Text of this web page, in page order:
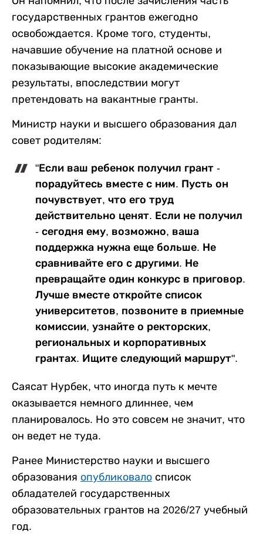
государственных грантов ежегодно
освобождается. Кроме того, студенты,
начавшие обучение на платной основе и
показывающие высокие академические
результаты, впоследствии могут
претендовать на вакантные гранты.
Министр науки и высшего образования дал
совет родителям:
"Если ваш ребенок получил грант -
порадуйтесь вместе с ним. Пусть он
почувствует, что его труд
действительно ценят. Если не получил
- сегодня ему, возможно, ваша
поддержка нужна еще больше. Не
сравнивайте его с другими. Не
превращайте один конкурс в приговор.
Лучше вместе откройте список
университетов, позвоните в приемные
комиссии, узнайте о ректорских,
региональных и корпоративных
грантах. Ищите следующий маршрут".
Саясат Нурбек, что иногда путь к мечте
оказывается немного длиннее, чем
планировалось. Но это совсем не значит, что
он ведет не туда.
Ранее Министерство науки и высшего
образования опубликовало список
обладателей государственных
образовательных грантов на 2026/27 учебный
год.